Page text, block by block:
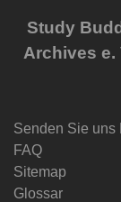
Study
Archives e.
Senden Sie uns
FAQ
Sitemap
Glossar